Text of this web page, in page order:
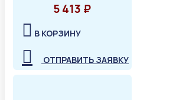
5 413 ₽
В КОРЗИНУ
ОТПРАВИТЬ ЗАЯВКУ